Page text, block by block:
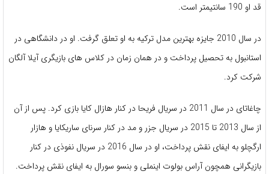
قد او 190 سانتیمتر است.
در سال 2010 جایزه بهترین مدل ترکیه به او تعلق گرفت. او در دانشگاهی در
استانبول به تحصیل پرداخت و در همان زمان در کلاس های بازیگری آیلا آلگان
شرکت کرد.
چاغاتای در سال 2011 در سریال فریحا در کنار هازال کایا بازی کرد. پس از آن
از سال 2013 تا 2015 در سریال جزر و مد در کنار سرنای ساریکایا و هازار
ارگچلو به ایفای نقش پرداخت، او در سال 2016 در سریال نفوذی در کنار
بازیگرانی همچون آراس بولوت اینملی و بنسو سورال به ایفای نقش پرداخت.